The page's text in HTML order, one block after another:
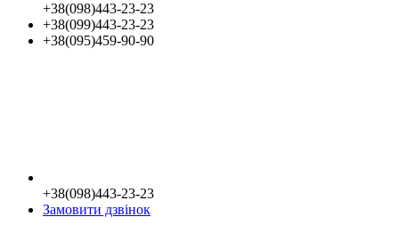
+38(098)443-23-23
+38(099)443-23-23
+38(095)459-90-90
+38(098)443-23-23
Замовити дзвінок